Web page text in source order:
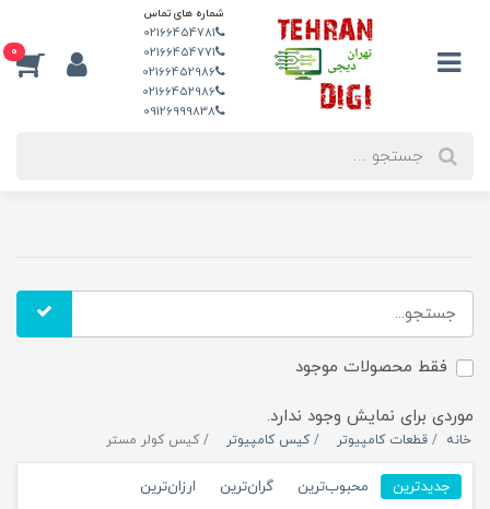
شماره های تماس
02166454781
02166454771
02166452986
02166452986
09126999838
0
فقط محصولات موجود
موردی برای نمایش وجود ندارد.
خانه قطعات کامپیوتر کیس کامپیوتر کیس کولر مستر
جدیدترین محبوب‌ترین گران‌ترین ارزان‌ترین